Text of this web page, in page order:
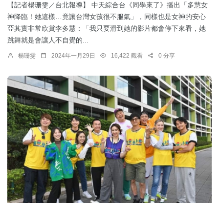
【記者楊珊雯／台北報導】 中天綜合台《同學來了》播出「多慧女
神降臨！她這樣…竟讓台灣女孩很不服氣」，同樣也是女神的安心
亞其實非常欣賞李多慧：「我只要滑到她的影片都會停下來看，她
跳舞就是會讓人不自覺的...
楊珊雯 2024年一月29日 16,422 觀看 0 分享